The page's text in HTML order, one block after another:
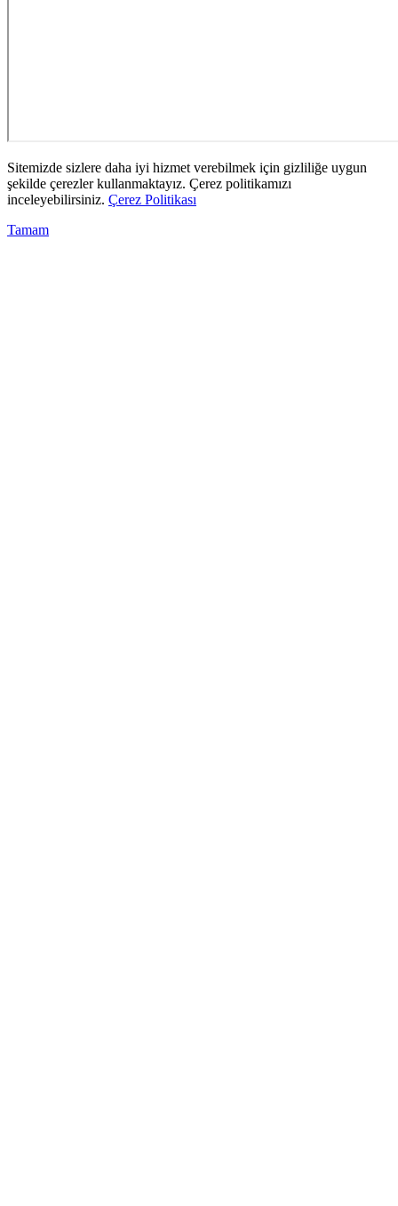
Sitemizde sizlere daha iyi hizmet verebilmek için gizliliğe uygun
şekilde çerezler kullanmaktayız. Çerez politikamızı
inceleyebilirsiniz. Çerez Politikası
Tamam